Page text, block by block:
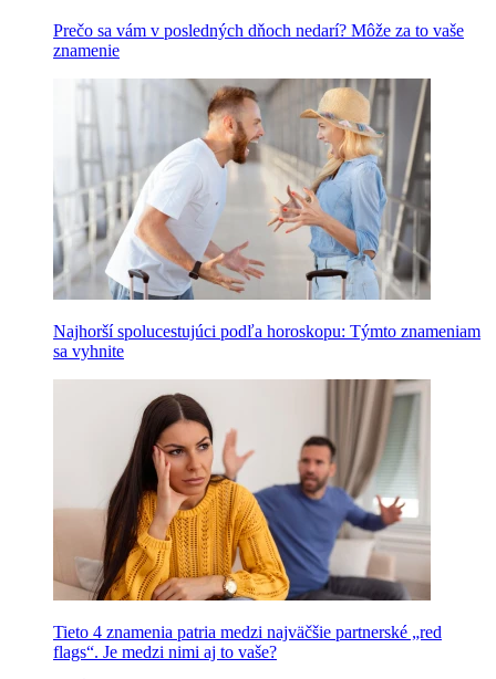
Prečo sa vám v posledných dňoch nedarí? Môže za to vaše
znamenie
Najhorší spolucestujúci podľa horoskopu: Týmto znameniam
sa vyhnite
Tieto 4 znamenia patria medzi najväčšie partnerské „red
flags“. Je medzi nimi aj to vaše?